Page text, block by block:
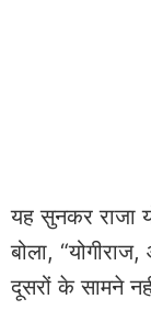
यह सुनकर राजा
बोला,
दूसरों के सामने